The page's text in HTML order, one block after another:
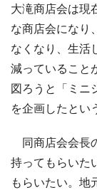
大滝商店会は現
な商店会になり
なくなり、生活
減っていること
図ろうと「ミニ
を企画したとい
同商店会会長
持ってもらいた
もらいたい。地